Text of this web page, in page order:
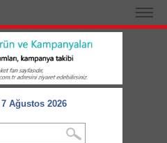
7 Ağustos 2026